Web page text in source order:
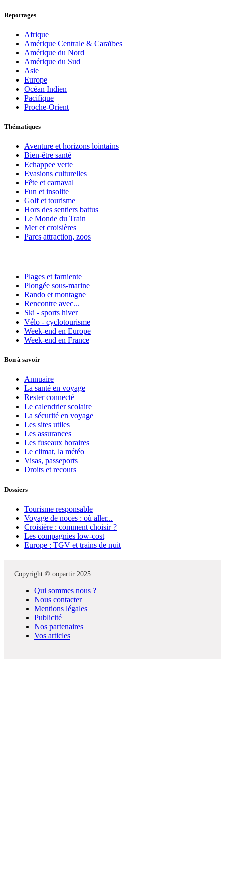
Reportages
Afrique
Amérique Centrale & Caraïbes
Amérique du Nord
Amérique du Sud
Asie
Europe
Océan Indien
Pacifique
Proche-Orient
Thématiques
Aventure et horizons lointains
Bien-être santé
Echappee verte
Evasions culturelles
Fête et carnaval
Fun et insolite
Golf et tourisme
Hors des sentiers battus
Le Monde du Train
Mer et croisières
Parcs attraction, zoos
Plages et farniente
Plongée sous-marine
Rando et montagne
Rencontre avec...
Ski - sports hiver
Vélo - cyclotourisme
Week-end en Europe
Week-end en France
Bon à savoir
Annuaire
La santé en voyage
Rester connecté
Le calendrier scolaire
La sécurité en voyage
Les sites utiles
Les assurances
Les fuseaux horaires
Le climat, la météo
Visas, passeports
Droits et recours
Dossiers
Tourisme responsable
Voyage de noces : où aller...
Croisière : comment choisir ?
Les compagnies low-cost
Europe : TGV et trains de nuit
Copyright © oopartir 2025
Qui sommes nous ?
Nous contacter
Mentions légales
Publicité
Nos partenaires
Vos articles